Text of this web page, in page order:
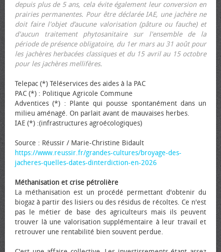
depuis plus de 5 ans, cela évite également leur conversion en
prairies permanentes. Pour être déclarée IAE, une jachère ne
doit faire l'objet d’aucune valorisation (pâture ou fauche) et
d'aucun traitement phytosanitaire sur l'ensemble de la
période de présence obligatoire, du 1er mars au 31 août pour
les jachères herbacées classiques et du 15 avril au 15 octobre
pour les jachères mellifères.
Telepac (*) Téléservices des aides à la PAC
PAC (*) : Politique Agricole Commune
Adventices (*) : Plante qui pousse spontanément dans un
milieu aménagé. On parlait avant de mauvaises herbes.
IAE (*) :(infrastructures agroécologiques)
Source : Réussir / Marie-Christine Bidault
https://www.reussir.fr/grandes-cultures/broyage-des-
jacheres-quelles-dates-dinterdiction-en-2026
Méthanisation et crise pétrolière
La méthanisation est un procédé permettant d'obtenir du
biogaz à partir des lisiers ou des résidus de récoltes. Ce n'est
pas le métier de base des agriculteurs mais ils peuvent
trouver là une valorisation supplémentaire à leur travail et
retrouver une rentabilité bien souvent perdue.